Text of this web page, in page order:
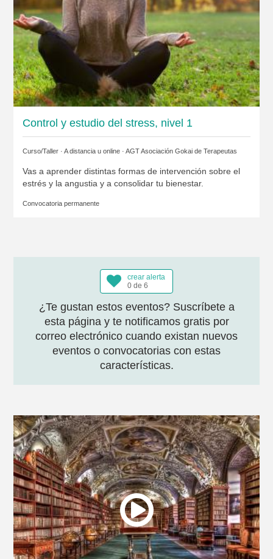
Control y estudio del stress, nivel 1
Curso/Taller · A distancia u online · AGT Asociación Gokai de Terapeutas
Vas a aprender distintas formas de intervención sobre el
estrés y la angustia y a consolidar tu bienestar.
Convocatoria permanente
crear alerta
0 de 6
¿Te gustan estos eventos? Suscríbete a
esta página y te notificamos gratis por
correo electrónico cuando existan nuevos
eventos o convocatorias con estas
características.